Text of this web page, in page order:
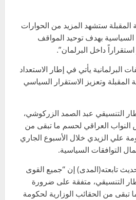
المقبلة ستشهد المزيد من الحوارات
السياسية بهدف توحيد المواقف
داخل البرلمان”.
البرلمانية يأتي في إطار الاستعداد
المقبلة وتعزيز الاستقرار السياسي
التنسيقي عبد الصمد الزركوشي،
العراقي لحسم ما تبقى من
علي الزيدي خلال الأسبوع الجاري
التوافقات السياسية.
تابعته(المدى) إن “جميع القوى
التنسيقي، متفقة على ضرورة
تبقى من الحقائب الوزارية لحكومة